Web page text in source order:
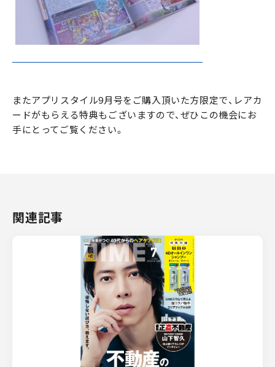
またアプリスタイル9月号をご購入頂いた方限定で、レアカ
ードがもらえる特典もございますので、ぜひこの機会にお
手にとってご覧ください。
関連記事